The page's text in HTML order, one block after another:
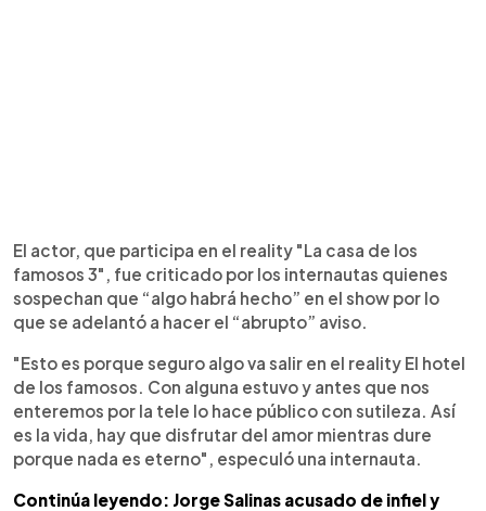
El actor, que participa en el reality "La casa de los
famosos 3", fue criticado por los internautas quienes
sospechan que “algo habrá hecho” en el show por lo
que se adelantó a hacer el “abrupto” aviso.
"Esto es porque seguro algo va salir en el reality El hotel
de los famosos. Con alguna estuvo y antes que nos
enteremos por la tele lo hace público con sutileza. Así
es la vida, hay que disfrutar del amor mientras dure
porque nada es eterno", especuló una internauta.
Continúa leyendo: Jorge Salinas acusado de infiel y